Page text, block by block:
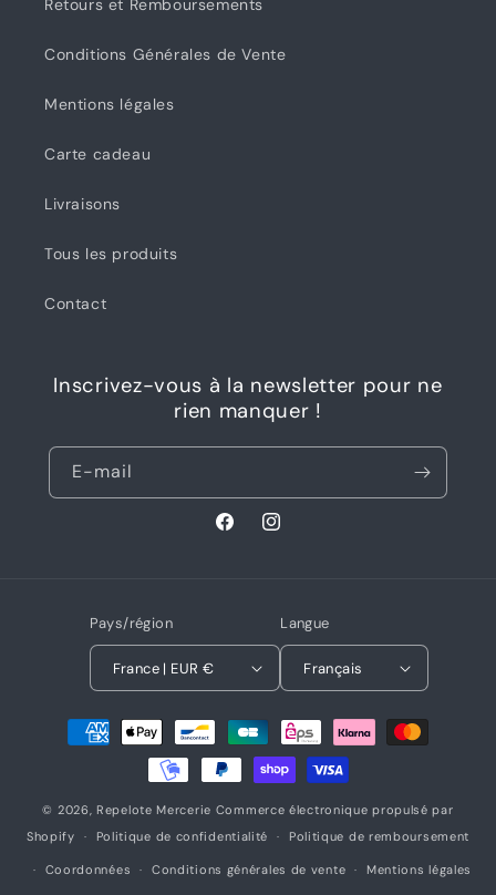
Retours et Remboursements
Conditions Générales de Vente
Mentions légales
Carte cadeau
Livraisons
Tous les produits
Contact
Inscrivez-vous à la newsletter pour ne
rien manquer !
E-mail
FacebookInstagram
Pays/région
France | EUR €
Langue
Français
Moyens
© 2026,Repelote Mercerie Commerce électronique propulsé par
Shopify
Politique de confidentialité Politique de remboursement
Coordonnées Conditions générales de vente Mentions légales